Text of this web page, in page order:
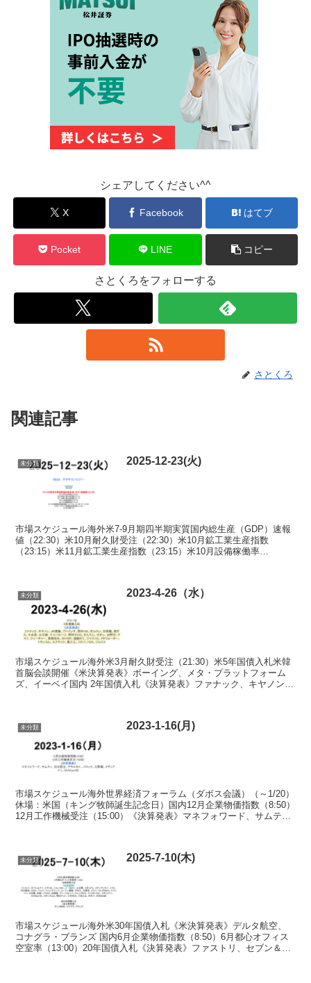
シェアしてください^^
X Facebook はてブ
Pocket LINE コピー
さとくろをフォローする
さとくろ
関連記事
未分類 2025-12-23(火)
市場スケジュール海外米7-9月期四半期実質国内総生産（GDP）速報
値（22:30）米10月耐久財受注（22:30）米10月鉱工業生産指数
（23:15）米11月鉱工業生産指数（23:15）米10月設備稼働率
未分類 2023-4-26（水）
市場スケジュール海外米3月耐久財受注（21:30）米5年国債入札米韓
首脳会談開催《米決算発表》ボーイング、メタ・プラットフォーム
ズ、イーベイ国内 2年国債入札《決算発表》ファナック、キヤノン、
未分類 2023-1-16(月)
市場スケジュール海外世界経済フォーラム（ダボス会議）（～1/20）
休場：米国（キング牧師誕生記念日）国内12月企業物価指数（8:50）
12月工作機械受注（15:00）《決算発表》マネフォワード、サムテ
未分類 2025-7-10(木)
市場スケジュール海外米30年国債入札《米決算発表》デルタ航空、
コナグラ・ブランズ 国内6月企業物価指数（8:50）6月都心オフィス
空室率（13:00）20年国債入札《決算発表》ファストリ、セブン＆ア